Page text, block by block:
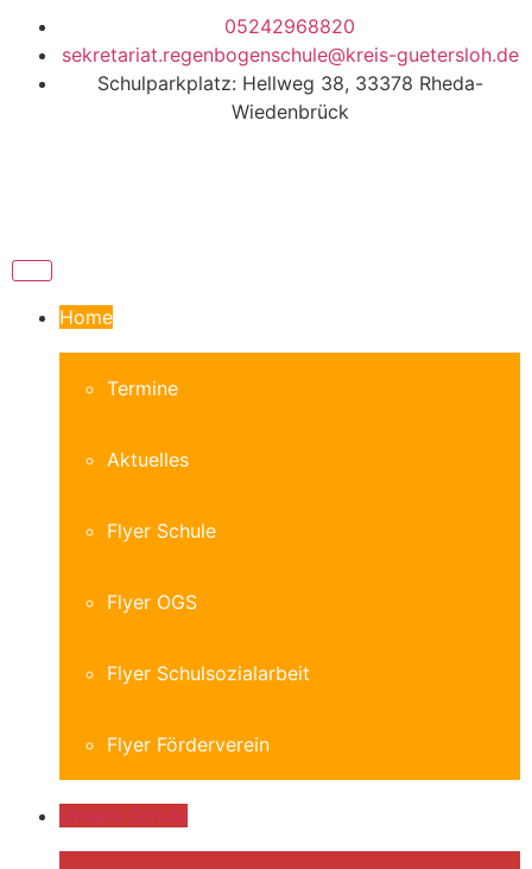
05242968820
sekretariat.regenbogenschule@kreis-guetersloh.de
Schulparkplatz: Hellweg 38, 33378 Rheda-
Wiedenbrück
Home
Termine
Aktuelles
Flyer Schule
Flyer OGS
Flyer Schulsozialarbeit
Flyer Förderverein
Unsere Schule